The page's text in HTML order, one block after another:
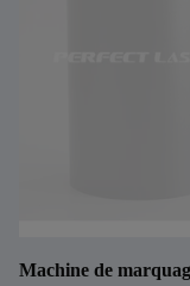
Machine de